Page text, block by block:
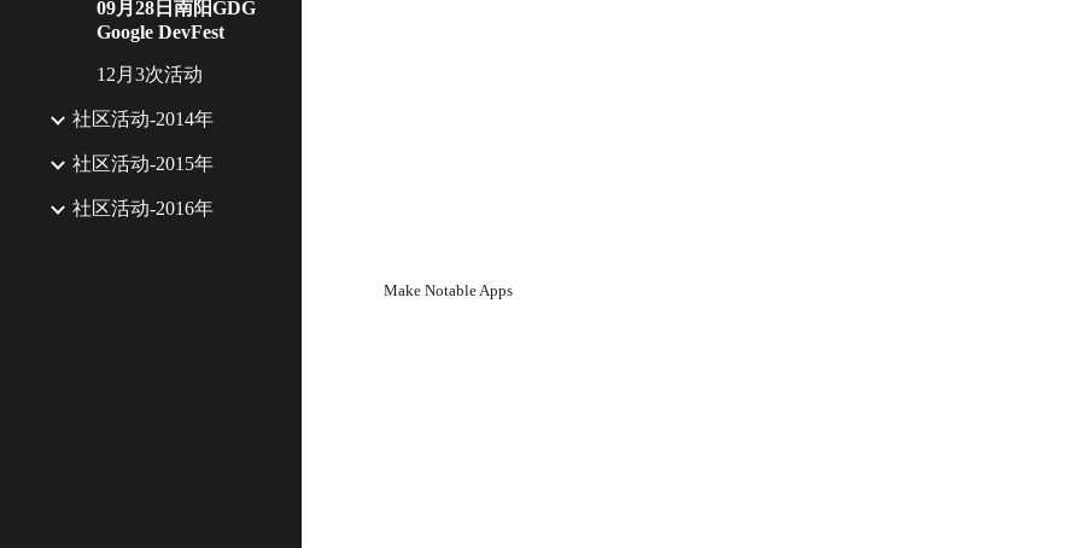
09月28日南阳GDG
Google DevFest
12月3次活动
社区活动-2014年
社区活动-2015年
社区活动-2016年
Make Notable Apps